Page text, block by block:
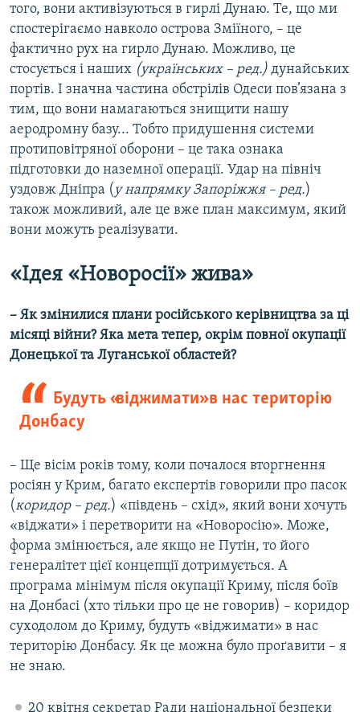
того, вони активізуються в гирлі Дунаю. Те, що ми
спостерігаємо навколо острова Зміїного, – це
фактично рух на гирло Дунаю. Можливо, це
стосується і наших (українських – ред.) дунайських
портів. І значна частина обстрілів Одеси пов’язана з
тим, що вони намагаються знищити нашу
аеродромну базу... Тобто придушення системи
протиповітряної оборони – це така ознака
підготовки до наземної операції. Удар на північ
уздовж Дніпра ( у напрямку Запоріжжя – ред.)
також можливий, але це вже план максимум, який
вони можуть реалізувати.
«Ідея «Новоросії» жива»
– Як змінилися плани російського керівництва за ці
місяці війни? Яка мета тепер, окрім повної окупації
Донецької та Луганської областей?
Будуть «віджимати» в нас територію
Донбасу
– Ще вісім років тому, коли почалося вторгнення
росіян у Крим, багато експертів говорили про пасок
(коридор – ред.) «південь – схід», який вони хочуть
«віджати» і перетворити на «Новоросію». Може,
форма змінюється, але якщо не Путін, то його
генералітет цієї концепції дотримується. А
програма мінімум після окупації Криму, після боїв
на Донбасі (хто тільки про це не говорив) – коридор
суходолом до Криму, будуть «віджимати» в нас
територію Донбасу. Як це можна було проґавити – я
не знаю.
20 квітня секретар Ради національної безпеки